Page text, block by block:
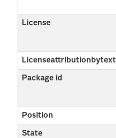
License
Licenseattributionbytext
Package id
Position
State